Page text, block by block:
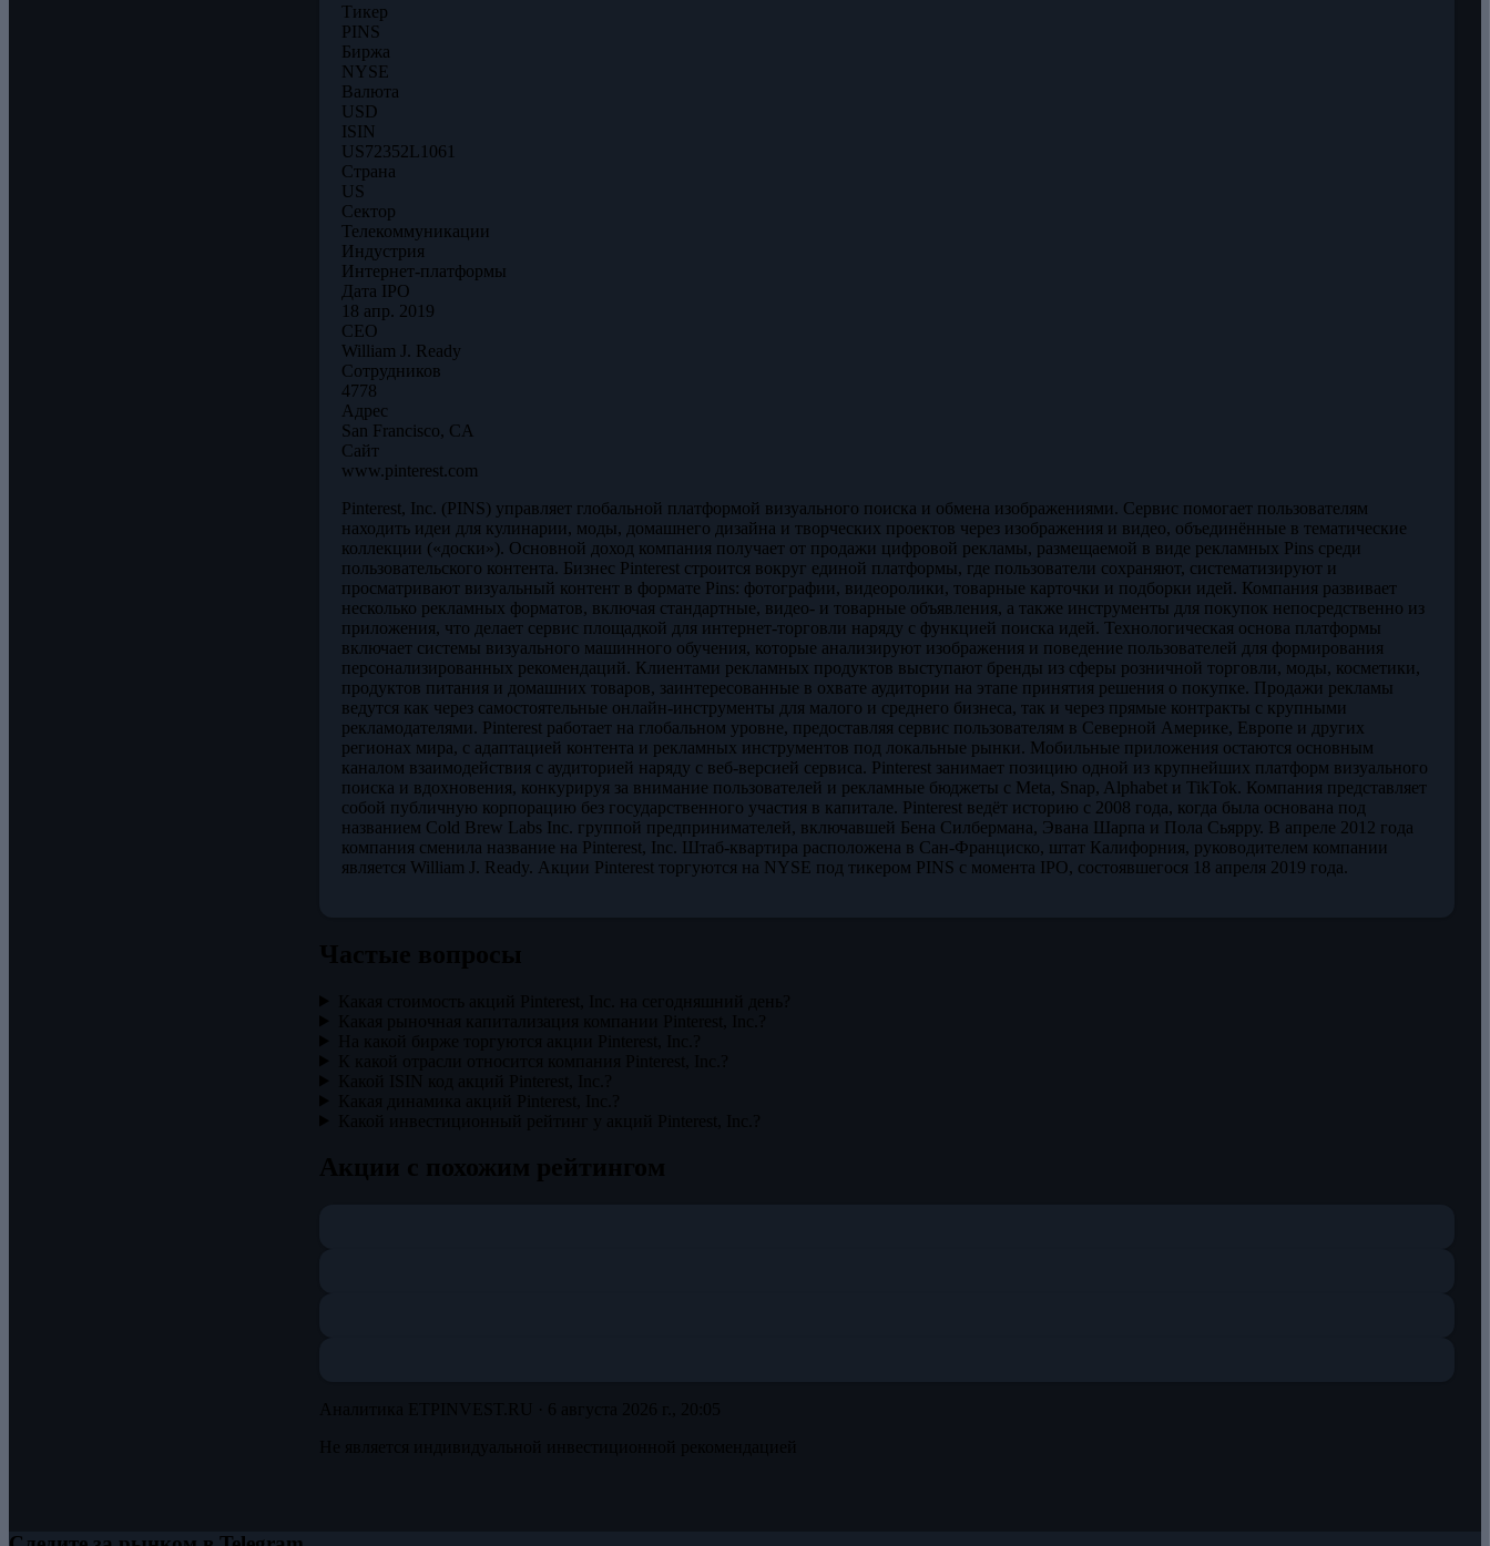
Тикер
PINS
Биржа
NYSE
Валюта
USD
ISIN
US72352L1061
Страна
US
Сектор
Телекоммуникации
Индустрия
Интернет-платформы
Дата IPO
18 апр. 2019
CEO
William J. Ready
Сотрудников
4778
Адрес
San Francisco, CA
Сайт
www.pinterest.com
Pinterest, Inc. (PINS) управляет глобальной платформой визуального поиска и обмена изображениями. Сервис помогает пользователям
находить идеи для кулинарии, моды, домашнего дизайна и творческих проектов через изображения и видео, объединённые в тематические
коллекции («доски»). Основной доход компания получает от продажи цифровой рекламы, размещаемой в виде рекламных Pins среди
пользовательского контента. Бизнес Pinterest строится вокруг единой платформы, где пользователи сохраняют, систематизируют и
просматривают визуальный контент в формате Pins: фотографии, видеоролики, товарные карточки и подборки идей. Компания развивает
несколько рекламных форматов, включая стандартные, видео- и товарные объявления, а также инструменты для покупок непосредственно из
приложения, что делает сервис площадкой для интернет-торговли наряду с функцией поиска идей. Технологическая основа платформы
включает системы визуального машинного обучения, которые анализируют изображения и поведение пользователей для формирования
персонализированных рекомендаций. Клиентами рекламных продуктов выступают бренды из сферы розничной торговли, моды, косметики,
продуктов питания и домашних товаров, заинтересованные в охвате аудитории на этапе принятия решения о покупке. Продажи рекламы
ведутся как через самостоятельные онлайн-инструменты для малого и среднего бизнеса, так и через прямые контракты с крупными
рекламодателями. Pinterest работает на глобальном уровне, предоставляя сервис пользователям в Северной Америке, Европе и других
регионах мира, с адаптацией контента и рекламных инструментов под локальные рынки. Мобильные приложения остаются основным
каналом взаимодействия с аудиторией наряду с веб-версией сервиса. Pinterest занимает позицию одной из крупнейших платформ визуального
поиска и вдохновения, конкурируя за внимание пользователей и рекламные бюджеты с Meta, Snap, Alphabet и TikTok. Компания представляет
собой публичную корпорацию без государственного участия в капитале. Pinterest ведёт историю с 2008 года, когда была основана под
названием Cold Brew Labs Inc. группой предпринимателей, включавшей Бена Силбермана, Эвана Шарпа и Пола Сьярру. В апреле 2012 года
компания сменила название на Pinterest, Inc. Штаб-квартира расположена в Сан-Франциско, штат Калифорния, руководителем компании
является William J. Ready. Акции Pinterest торгуются на NYSE под тикером PINS с момента IPO, состоявшегося 18 апреля 2019 года.